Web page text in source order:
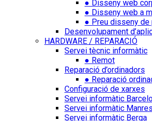
● Disseny web
● Disseny web a
● Preu disseny de
Desenvolupament
HARDWARE / REPARACIÓ
Servei tècnic informàtic
● Remot
Reparació d’ordinadors
● Reparació
Configuració de xarxes
Servei informàtic
Servei informàtic
Servei informàtic Berga